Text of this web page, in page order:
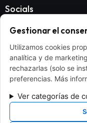
Socials
Facebook
Twitter
Dribble
Instagram
Newsletter
[mc4wp_form
Gestionar el
Utilizamos cookies
analítica y de
rechazarlas (solo se
preferencias. Más
Ver categorías de